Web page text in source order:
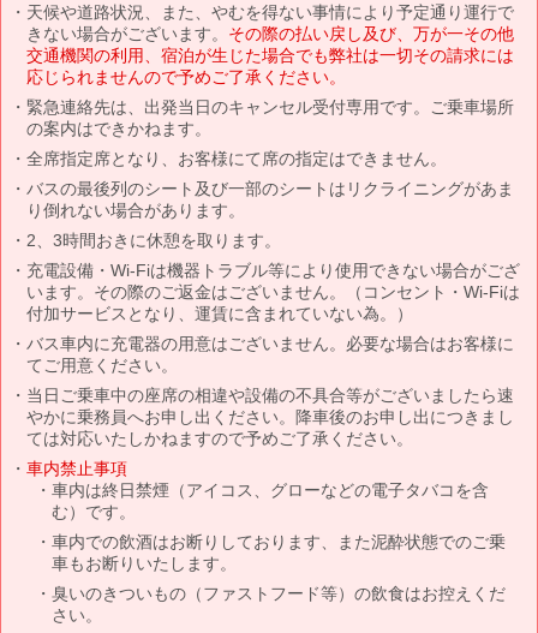
天候や道路状況、また、やむを得ない事情により予定通り運行で
きない場合がございます。 その際の払い戻し及び、万が一その他
交通機関の利用、宿泊が生じた場合でも弊社は一切その請求には
応じられませんので予めご了承ください。
緊急連絡先は、出発当日のキャンセル受付専用です。ご乗車場所
の案内はできかねます。
全席指定席となり、お客様にて席の指定はできません。
バスの最後列のシート及び一部のシートはリクライニングがあま
り倒れない場合があります。
2、3時間おきに休憩を取ります。
充電設備・Wi-Fiは機器トラブル等により使用できない場合がござ
います。その際のご返金はございません。（コンセント・Wi-Fiは
付加サービスとなり、運賃に含まれていない為。）
バス車内に充電器の用意はございません。必要な場合はお客様に
てご用意ください。
当日ご乗車中の座席の相違や設備の不具合等がございましたら速
やかに乗務員へお申し出ください。降車後のお申し出につきまし
ては対応いたしかねますので予めご了承ください。
車内禁止事項
車内は終日禁煙（アイコス、グローなどの電子タバコを含
む）です。
車内での飲酒はお断りしております、また泥酔状態でのご乗
車もお断りいたします。
臭いのきついもの（ファストフード等）の飲食はお控えくだ
さい。